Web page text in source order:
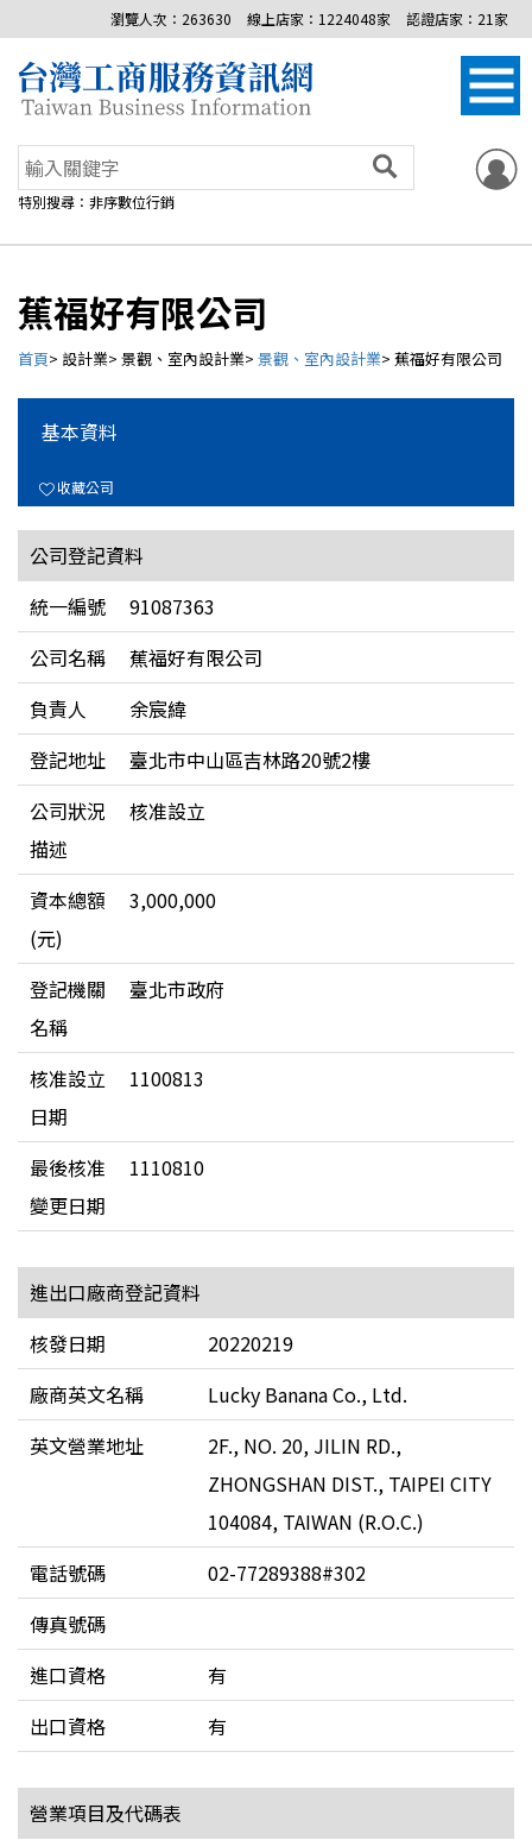
瀏覽人次：263630 線上店家：1224048家 認證店家：21家
特別搜尋：非序數位行銷
蕉福好有限公司
首頁> 設計業> 景觀、室內設計業> 景觀、室內設計業> 蕉福好有限公司
基本資料
收藏公司
公司登記資料
統一編號
91087363
公司名稱
蕉福好有限公司
負責人
余宸緯
登記地址
臺北市中山區吉林路20號2樓
公司狀況
描述
核准設立
資本總額
(元)
3,000,000
登記機關
名稱
臺北市政府
核准設立
日期
1100813
最後核准
變更日期
1110810
進出口廠商登記資料
核發日期
20220219
廠商英文名稱
Lucky Banana Co., Ltd.
英文營業地址
2F., NO. 20, JILIN RD.,
ZHONGSHAN DIST., TAIPEI CITY
104084, TAIWAN (R.O.C.)
電話號碼
02-77289388#302
傳真號碼
進口資格
有
出口資格
有
營業項目及代碼表